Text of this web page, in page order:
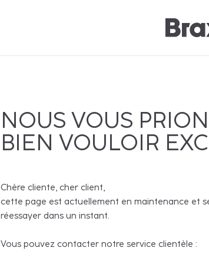
NOUS VOUS
BIEN VOULOIR
Chère cliente, cher client,
cette page est actuellement en maintenance et
réessayer dans un instant.
Vous pouvez contacter notre service clientèle :